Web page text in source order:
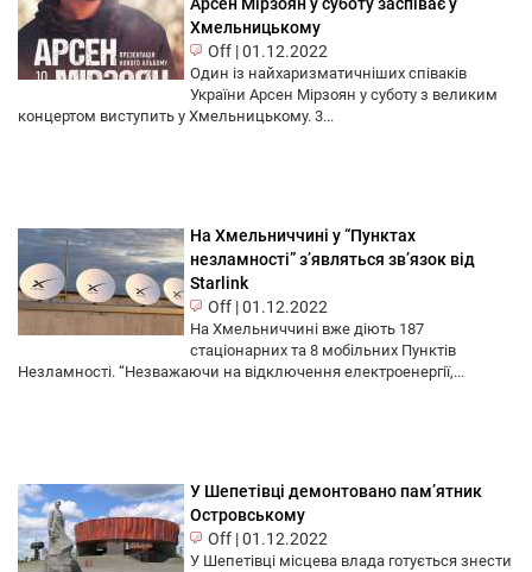
Арсен Мірзоян у суботу заспіває у
Хмельницькому
Off |01.12.2022
Один із найхаризматичніших співаків
України Арсен Мірзоян у суботу з великим
концертом виступить у Хмельницькому. 3...
На Хмельниччині у “Пунктах
незламності” з’являться зв’язок від
Starlink
Off |01.12.2022
На Хмельниччині вже діють 187
стаціонарних та 8 мобільних Пунктів
Незламності. “Незважаючи на відключення електроенергії,...
У Шепетівці демонтовано пам’ятник
Островському
Off |01.12.2022
У Шепетівці місцева влада готується знести